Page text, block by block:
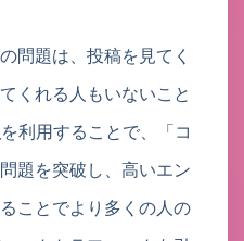
問題は、投稿を見てく
くれる人もいないこと
を利用することで、「コ
題を突破し、高いエン
ことでより多くの人の